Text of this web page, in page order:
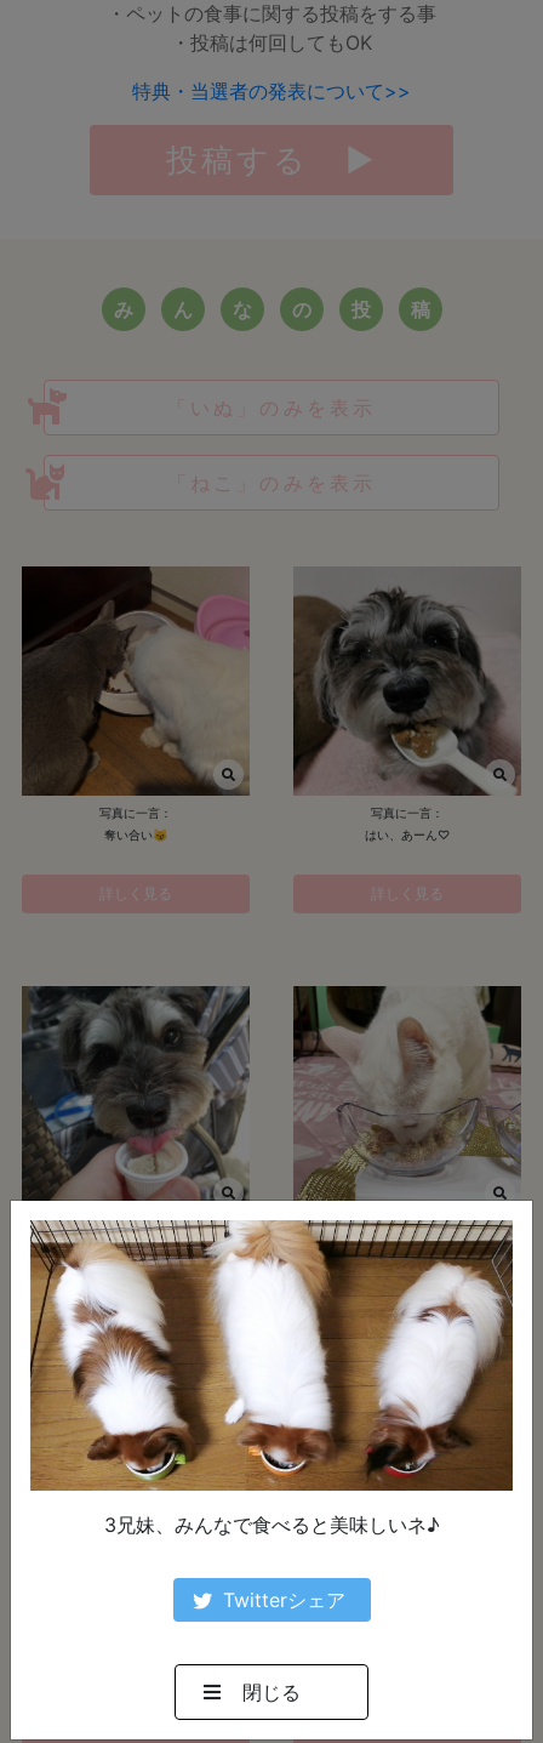
・ペットの食事に関する投稿をする事
・投稿は何回してもOK
特典・当選者の発表について>>
投稿する ▶︎
み ん な の 投 稿
「いぬ」のみを表示
「ねこ」のみを表示
写真に一言：
奪い合い😼
詳しく見る
写真に一言：
はい、あーん♡
詳しく見る
写真に一言：
舐めて味見☆
詳しく見る
写真に一言：
美味しいから食べすぎ注意
詳しく見る
先に味見したのは内緒だニャ
美味しすぎる(*≧∀≦*)
3兄妹、みんなで食べると美味しいネ♪
Twitterシェア
閉じる